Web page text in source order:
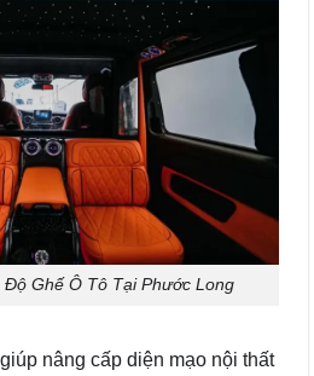
Ghế Ô Tô Tại Phước Long
nâng cấp diện mạo nội thất